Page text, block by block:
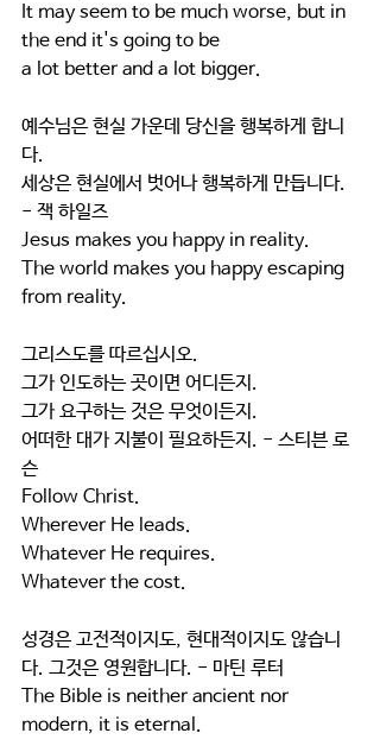
It may seem to be much worse, but in
the end it's going to be
a lot better and a lot bigger.
예수님은 현실 가운데 당신을 행복하게 합니
다.
세상은 현실에서 벗어나 행복하게 만듭니다.
- 잭 하일즈
Jesus makes you happy in reality.
The world makes you happy escaping
from reality.
그리스도를 따르십시오.
그가 인도하는 곳이면 어디든지.
그가 요구하는 것은 무엇이든지.
어떠한 대가 지불이 필요하든지. - 스티븐 로
슨
Follow Christ.
Wherever He leads.
Whatever He requires.
Whatever the cost.
성경은 고전적이지도, 현대적이지도 않습니
다. 그것은 영원합니다. - 마틴 루터
The Bible is neither ancient nor
modern, it is eternal.